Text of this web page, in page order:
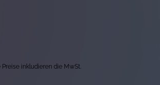
inkludieren die MwSt.